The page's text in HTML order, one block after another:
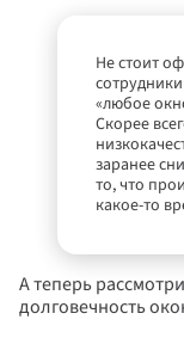
Не стоит
«любое
Скорее
заранее
то, что
какое-то
А теперь
долговечность